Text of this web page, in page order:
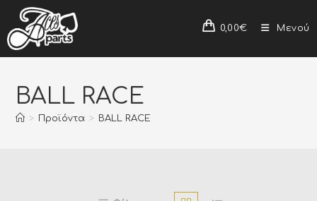
0,00€ Μενού
BALL RACE
> Προϊόντα > BALL RACE